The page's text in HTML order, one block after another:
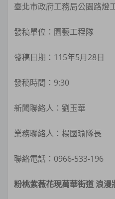
臺北市政府工務局公園路燈
發稿單位：園藝工程隊
發稿日期：115年5月28日
發稿時間：9:30
新聞聯絡人：劉玉華
業務聯絡人：楊國瑜隊長
聯絡電話：0966-533-196
粉桃紫薇花現萬華街道 浪漫